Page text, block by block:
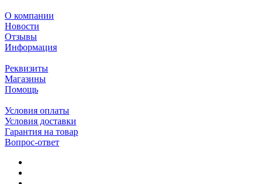
О компании
Новости
Отзывы
Информация
Реквизиты
Магазины
Помощь
Условия оплаты
Условия доставки
Гарантия на товар
Вопрос-ответ